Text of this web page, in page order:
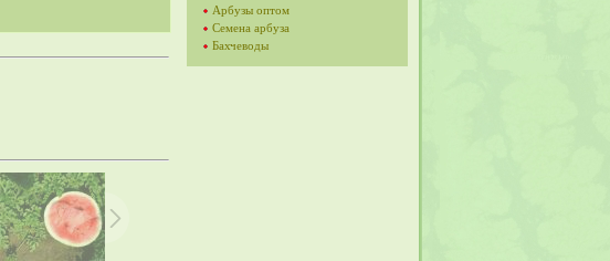
Арбузы оптом
Семена арбуза
Бахчеводы